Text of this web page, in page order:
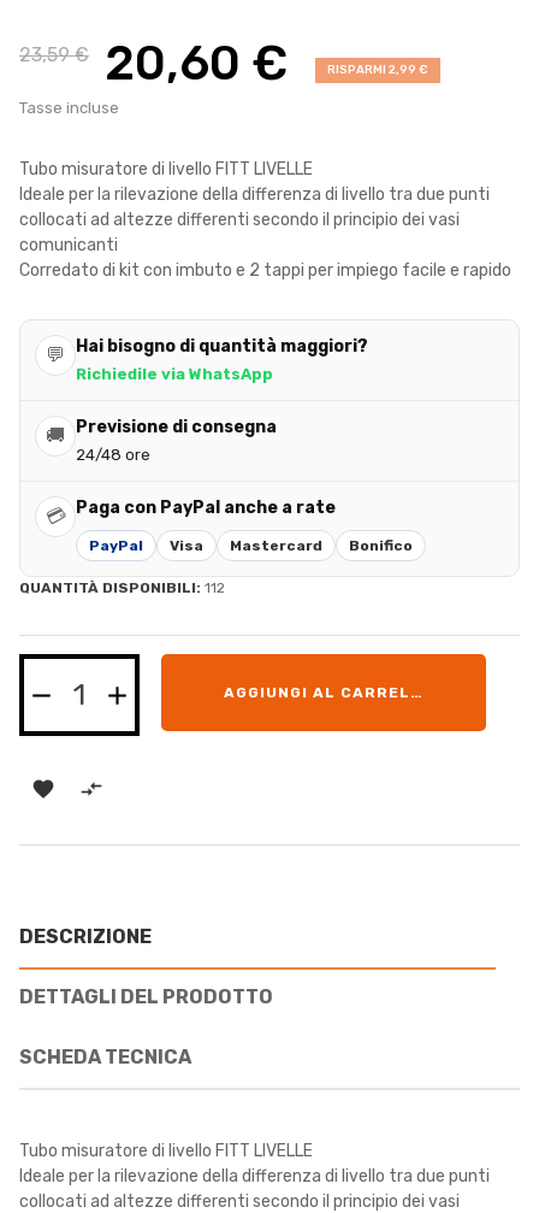
23,59 € 20,60 € RISPARMI 2,99 €
Tasse incluse
Tubo misuratore di livello FITT LIVELLE
Ideale per la rilevazione della differenza di livello tra due punti
collocati ad altezze differenti secondo il principio dei vasi
comunicanti
Corredato di kit con imbuto e 2 tappi per impiego facile e rapido
💬 Hai bisogno di quantità maggiori?
Richiedile via WhatsApp
🚚 Previsione di consegna
24/48 ore
💳 Paga con PayPal anche a rate
PayPal Visa Mastercard Bonifico
QUANTITÀ DISPONIBILI: 112
AGGIUNGI AL CARRELLO
 
DESCRIZIONE
DETTAGLI DEL PRODOTTO
SCHEDA TECNICA
Tubo misuratore di livello FITT LIVELLE
Ideale per la rilevazione della differenza di livello tra due punti
collocati ad altezze differenti secondo il principio dei vasi